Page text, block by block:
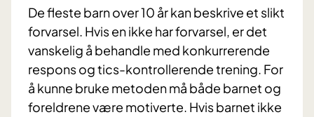
De fleste barn over 10 år kan beskrive et slikt
forvarsel. Hvis en ikke har forvarsel, er det
vanskelig å behandle med konkurrerende
respons og tics-kontrollerende trening. For
å kunne bruke metoden må både barnet og
foreldrene være motiverte. Hvis barnet ikke